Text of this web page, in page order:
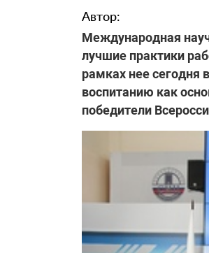
Автор:
Международная
лучшие практики
рамках нее сегодня
воспитанию как
победители